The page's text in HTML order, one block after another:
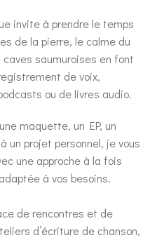
invite à prendre le temps
de la pierre, le calme du
saumuroises en font
de voix,
ou de livres audio.
maquette, un EP, un
un projet personnel, je vous
une approche à la fois
à vos besoins.
de rencontres et de
d’écriture de chanson,